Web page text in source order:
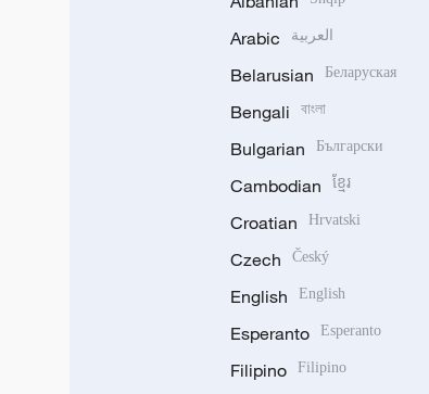
Arabic العربية
Belarusian Беларуская
Bengali বাংলা
Bulgarian Български
Cambodian ខ្មែរ
Croatian Hrvatski
Czech Český
English English
Esperanto Esperanto
Filipino Filipino